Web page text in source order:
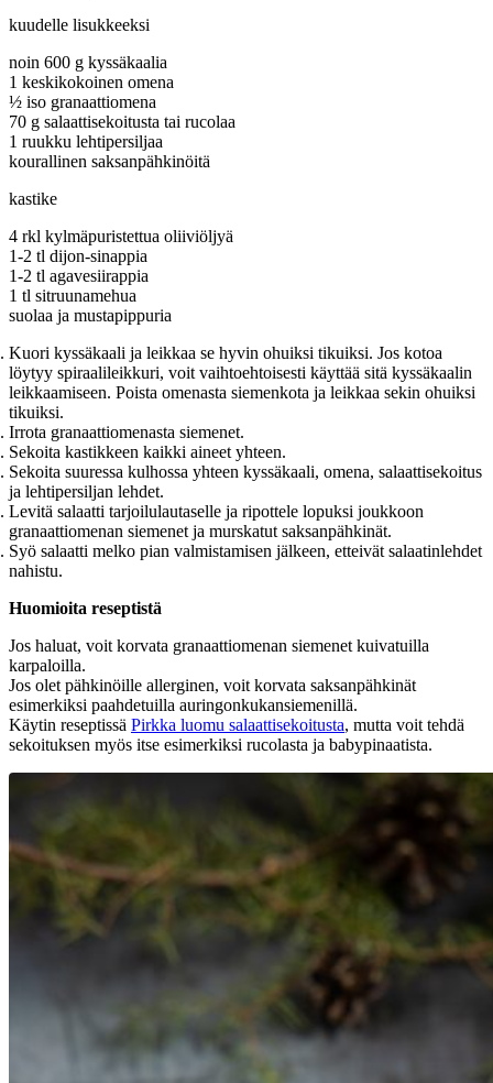
kuudelle lisukkeeksi
noin 600 g kyssäkaalia
1 keskikokoinen omena
½ iso granaattiomena
70 g salaattisekoitusta tai rucolaa
1 ruukku lehtipersiljaa
kourallinen saksanpähkinöitä
kastike
4 rkl kylmäpuristettua oliiviöljyä
1-2 tl dijon-sinappia
1-2 tl agavesiirappia
1 tl sitruunamehua
suolaa ja mustapippuria
Kuori kyssäkaali ja leikkaa se hyvin ohuiksi tikuiksi. Jos kotoa
löytyy spiraalileikkuri, voit vaihtoehtoisesti käyttää sitä kyssäkaalin
leikkaamiseen. Poista omenasta siemenkota ja leikkaa sekin ohuiksi
tikuiksi.
Irrota granaattiomenasta siemenet.
Sekoita kastikkeen kaikki aineet yhteen.
Sekoita suuressa kulhossa yhteen kyssäkaali, omena, salaattisekoitus
ja lehtipersiljan lehdet.
Levitä salaatti tarjoilulautaselle ja ripottele lopuksi joukkoon
granaattiomenan siemenet ja murskatut saksanpähkinät.
Syö salaatti melko pian valmistamisen jälkeen, etteivät salaatinlehdet
nahistu.
Huomioita reseptistä
Jos haluat, voit korvata granaattiomenan siemenet kuivatuilla
karpaloilla.
Jos olet pähkinöille allerginen, voit korvata saksanpähkinät
esimerkiksi paahdetuilla auringonkukansiemenillä.
Käytin reseptissä Pirkka luomu salaattisekoitusta, mutta voit tehdä
sekoituksen myös itse esimerkiksi rucolasta ja babypinaatista.